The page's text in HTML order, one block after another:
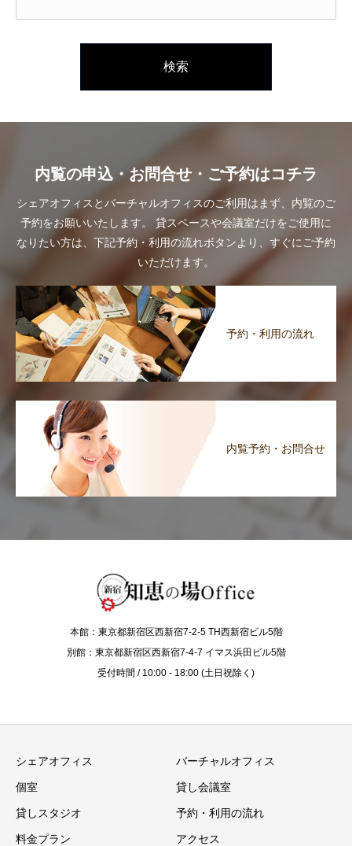
内覧の申込・お問合せ・ご予約はコチラ
シェアオフィスとバーチャルオフィスのご利用はまず、内覧のご
予約をお願いいたします。
貸スペースや会議室だけをご使用に
なりたい方は、下記予約・利用の流れボタンより、すぐにご予約
いただけます。
予約・利用の流れ
内覧予約・お問合せ
本館：東京都新宿区西新宿7-2-5 TH西新宿ビル5階
別館：東京都新宿区西新宿7-4-7 イマス浜田ビル5階
受付時間 / 10:00 - 18:00 (土日祝除く)
シェアオフィス バーチャルオフィス
個室 貸し会議室
貸しスタジオ 予約・利用の流れ
料金プラン アクセス